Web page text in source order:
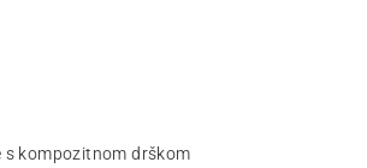
s kompozitnom drškom